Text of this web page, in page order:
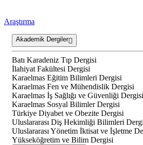
Araştırma
Akademik Dergiler
Batı Karadeniz Tıp Dergisi
İlahiyat Fakültesi Dergisi
Karaelmas Eğitim Bilimleri Dergisi
Karaelmas Fen ve Mühendislik Dergisi
Karaelmas İş Sağlığı ve Güvenliği Dergisi
Karaelmas Sosyal Bilimler Dergisi
Türkiye Diyabet ve Obezite Dergisi
Uluslararası Diş Hekimliği Bilimleri
Uluslararası Yönetim İktisat ve İşletme
Yükseköğretim ve Bilim Dergisi